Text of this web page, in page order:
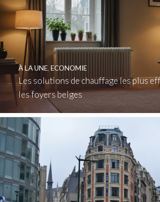
Les solutions de chauffage les plus
les foyers belges
À LA UNE, ECONOMIE